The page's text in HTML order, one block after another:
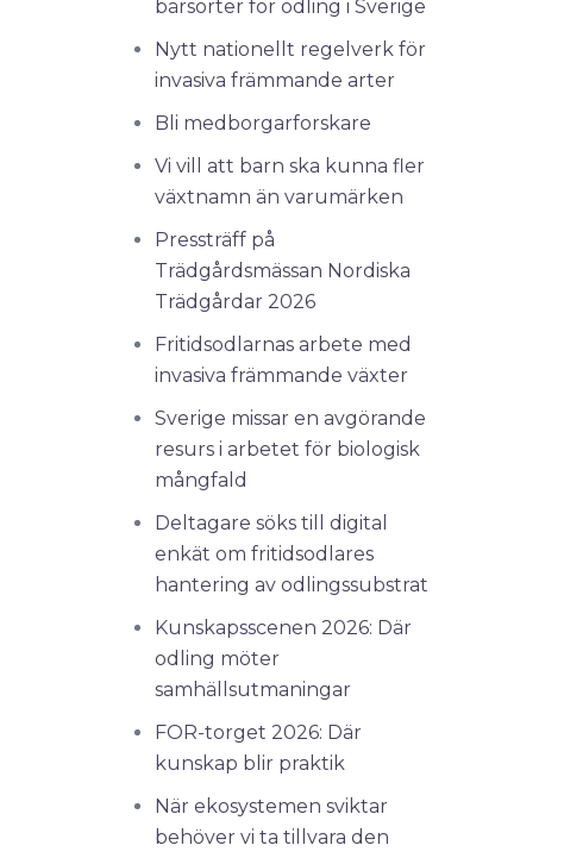
bärsorter för odling i Sverige
Nytt nationellt regelverk för
invasiva främmande arter
Bli medborgarforskare
Vi vill att barn ska kunna fler
växtnamn än varumärken
Pressträff på
Trädgårdsmässan Nordiska
Trädgårdar 2026
Fritidsodlarnas arbete med
invasiva främmande växter
Sverige missar en avgörande
resurs i arbetet för biologisk
mångfald
Deltagare söks till digital
enkät om fritidsodlares
hantering av odlingssubstrat
Kunskapsscenen 2026: Där
odling möter
samhällsutmaningar
FOR-torget 2026: Där
kunskap blir praktik
När ekosystemen sviktar
behöver vi ta tillvara den